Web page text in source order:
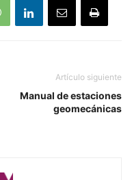
Artículo siguiente
Manual de estaciones
geomecánicas